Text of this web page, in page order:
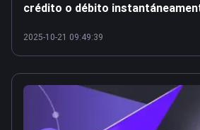
crédito o débito
2025-10-21 09:49:39